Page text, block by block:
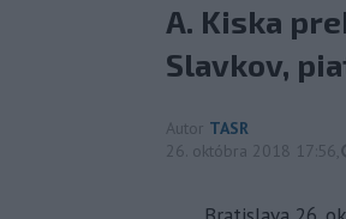
A. Kiska
Slavkov,
Autor TASR
26. októbra 2018 17:56